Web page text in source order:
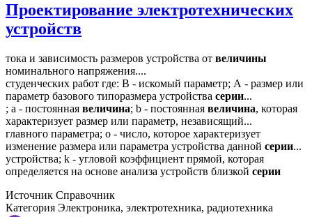
Проектирование электротехнических
устройств
тока и зависимость размеров устройства от величины
номинального напряжения....
студенческих работ где: В - искомый параметр; А - размер или
параметр базового типоразмера устройства серии...
; а - постоянная величина; b - постоянная величина, которая
характеризует размер или параметр, независящий...
главного параметра; о - число, которое характеризует
изменение размера или параметра устройства данной серии...
устройства; k - угловой коэффициент прямой, которая
определяется на основе анализа устройств близкой серии
Источник Справочник
Категория Электроника, электротехника, радиотехника